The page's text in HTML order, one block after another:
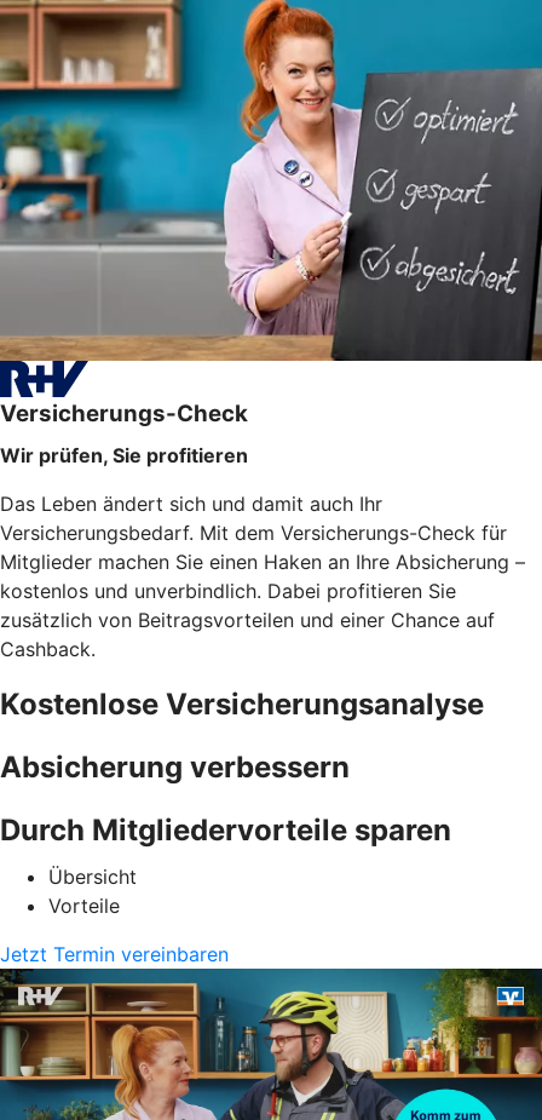
Versicherungs-Check
Wir prüfen, Sie profitieren
Das Leben ändert sich und damit auch Ihr
Versicherungsbedarf. Mit dem Versicherungs-Check für
Mitglieder machen Sie einen Haken an Ihre Absicherung –
kostenlos und unverbindlich. Dabei profitieren Sie
zusätzlich von Beitragsvorteilen und einer Chance auf
Cashback.
Kostenlose Versicherungsanalyse
Absicherung verbessern
Durch Mitgliedervorteile sparen
Übersicht
Vorteile
Jetzt Termin vereinbaren